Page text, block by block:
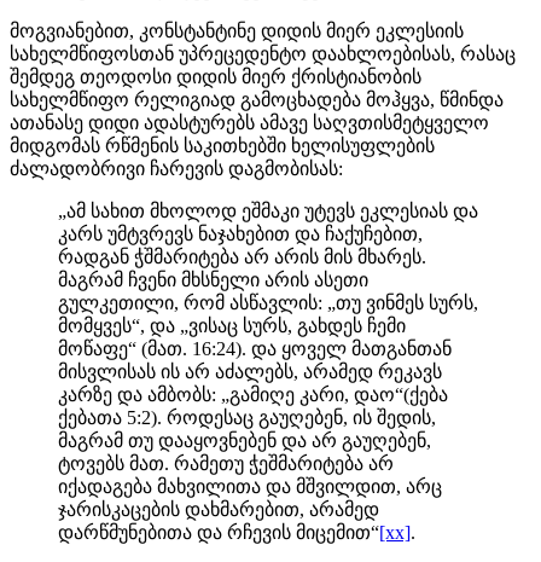
მოგვიანებით, კონსტანტინე დიდის მიერ ეკლესიის
სახელმწიფოსთან უპრეცედენტო დაახლოებისას, რასაც
შემდეგ თეოდოსი დიდის მიერ ქრისტიანობის
სახელმწიფო რელიგიად გამოცხადება მოჰყვა, წმინდა
ათანასე დიდი ადასტურებს ამავე საღვთისმეტყველო
მიდგომას რწმენის საკითხებში ხელისუფლების
ძალადობრივი ჩარევის დაგმობისას:
„ამ სახით მხოლოდ ეშმაკი უტევს ეკლესიას და
კარს უმტვრევს ნაჯახებით და ჩაქუჩებით,
რადგან ჭშმარიტება არ არის მის მხარეს.
მაგრამ ჩვენი მხსნელი არის ასეთი
გულკეთილი, რომ ასწავლის: „თუ ვინმეს სურს,
მომყვეს“, და „ვისაც სურს, გახდეს ჩემი
მოწაფე“ (მათ. 16:24). და ყოველ მათგანთან
მისვლისას ის არ აძალებს, არამედ რეკავს
კარზე და ამბობს: „გამიღე კარი, დაო“(ქება
ქებათა 5:2). როდესაც გაუღებენ, ის შედის,
მაგრამ თუ დააყოვნებენ და არ გაუღებენ,
ტოვებს მათ. რამეთუ ჭეშმარიტება არ
იქადაგება მახვილითა და მშვილდით, არც
ჯარისკაცების დახმარებით, არამედ
დარწმუნებითა და რჩევის მიცემით“[xx].